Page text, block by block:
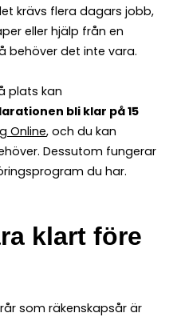
krävs flera dagars jobb,
eller hjälp från en
behöver det inte vara.
plats kan
bli klar på 15
Online, och du kan
Dessutom fungerar
du har.
klart före
som räkenskapsår är